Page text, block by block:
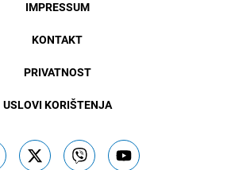
IMPRESSUM
KONTAKT
PRIVATNOST
USLOVI KORIŠTENJA